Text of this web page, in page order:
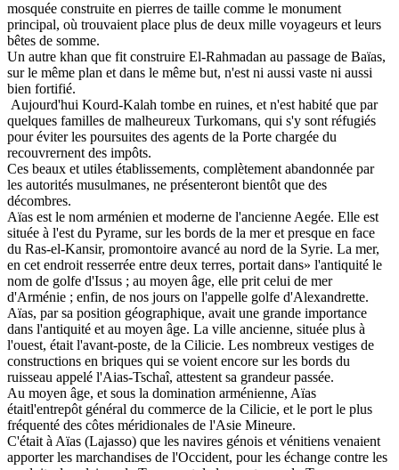
mosquée construite en pierres de taille comme le monument
principal, où trouvaient place plus de deux mille voyageurs et leurs
bêtes de somme.
Un autre khan que fit construire El-Rahmadan au passage de Baïas,
sur le même plan et dans le même but, n'est ni aussi vaste ni aussi
bien fortifié.
Aujourd'hui Kourd-Kalah tombe en ruines, et n'est habité que par
quelques familles de malheureux Turkomans, qui s'y sont réfugiés
pour éviter les poursuites des agents de la Porte chargée du
recouvrernent des impôts.
Ces beaux et utiles établissements, complètement abandonnée par
les autorités musulmanes, ne présenteront bientôt que des
décombres.
Aïas est le nom arménien et moderne de l'ancienne Aegée. Elle est
située à l'est du Pyrame, sur les bords de la mer et presque en face
du Ras-el-Kansir, promontoire avancé au nord de la Syrie. La mer,
en cet endroit resserrée entre deux terres, portait dans» l'antiquité le
nom de golfe d'Issus ; au moyen âge, elle prit celui de mer
d'Arménie ; enfin, de nos jours on l'appelle golfe d'Alexandrette.
Aïas, par sa position géographique, avait une grande importance
dans l'antiquité et au moyen âge. La ville ancienne, située plus à
l'ouest, était l'avant-poste, de la Cilicie. Les nombreux vestiges de
constructions en briques qui se voient encore sur les bords du
ruisseau appelé l'Aias-Tschaî, attestent sa grandeur passée.
Au moyen âge, et sous la domination arménienne, Aïas
étaitl'entrepôt général du commerce de la Cilicie, et le port le plus
fréquenté des côtes méridionales de l'Asie Mineure.
C'était à Aïas (Lajasso) que les navires génois et vénitiens venaient
apporter les marchandises de l'Occident, pour les échange contre les